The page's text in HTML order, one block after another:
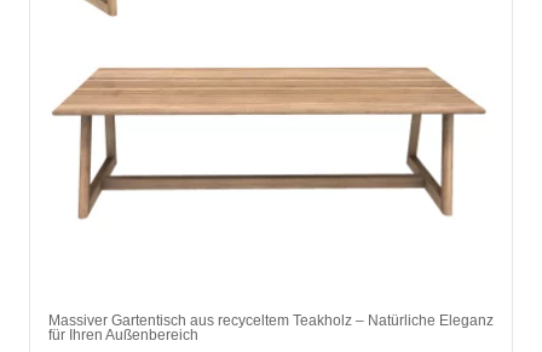
Massiver Gartentisch aus recyceltem Teakholz – Natürliche Eleganz
für Ihren Außenbereich